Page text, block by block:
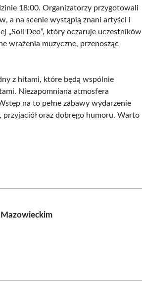
18:00. Organizatorzy przygotowali
a na scenie wystąpią znani artyści i
„Soli Deo”, który oczaruje uczestników
wrażenia muzyczne, przenosząc
z hitami, które będą wspólnie
Niezapomniana atmosfera
na to pełne zabawy wydarzenie
przyjaciół oraz dobrego humoru. Warto